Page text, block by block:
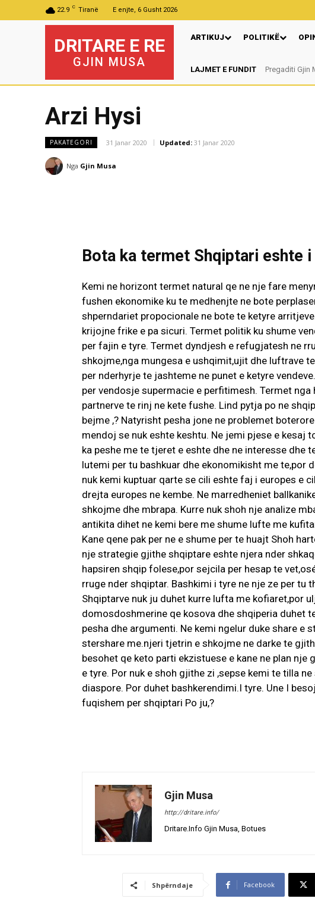
22.9 C Tiranë E enjte, 6 Gusht 2026
DRITARE E RE
GJIN MUSA
ARTIKUJ POLITIKË
LAJMET E FUNDIT Pregaditi Gjin
Nga: Ndue
Arzi Hysi
PAKATEGORI 31 Janar 2020 Updated: 31 Janar 2020
Nga Gjin Musa
Bota ka termet Shqiptari eshte
Kemi ne horizont termet natural qe ne nje fare
fushen ekonomike ku te medhenjte ne bote
shperndariet propocionale ne bote te ketyre
krijojne frike e pa sicuri. Termet politik ku shume
per fajin e tyre. Termet dyndjesh e refugjatesh ne
shkojme,nga mungesa e ushqimit,ujit dhe luftrave
per nderhyrje te jashteme ne punet e ketyre
per vendosje supermacie e perfitimesh. Termet
partnerve te rinj ne kete fushe. Lind pytja po ne
bejme ,? Natyrisht pesha jone ne problemet
mendoj se nuk eshte keshtu. Ne jemi pjese e kesaj
ka peshe me te tjeret e eshte dhe ne interesse dhe
lutemi per tu bashkuar dhe ekonomikisht me te,por
nuk kemi kuptuar qarte se cili eshte faj i europes e
drejta europes ne kembe. Ne marredheniet
shkojme dhe mbrapa. Kurre nuk shoh nje analize
antikita dihet ne kemi bere me shume lufte me
Kane qene pak per ne e shume per te huajt Shoh
nje strategie gjithe shqiptare eshte njera nder
hapsiren shqip folese,por sejcila per hesap te
rruge nder shqiptar. Bashkimi i tyre ne nje ze per tu
Shqiptarve nuk ju duhet kurre lufta me kofiaret,por
domosdoshmerine qe kosova dhe shqiperia duhet
pesha dhe argumenti. Ne kemi ngelur duke share e
stershare me.njeri tjetrin e shkojme ne darke te
besohet qe keto parti ekzistuese e kane ne plan nje
e tyre. Por nuk e shoh gjithe zi ,sepse kemi te tilla
diaspore. Por duhet bashkerendimi.I tyre. Une I
fuqishem per shqiptari Po ju,?
Gjin Musa
http://dritare.info/
Dritare.Info Gjin Musa, Botues
Shpërndaje Facebook